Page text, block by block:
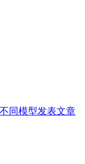
同模型发表文章